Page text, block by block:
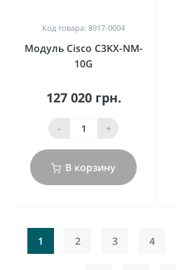
Код товара: 8917-0004
Модуль Cisco C3KX-NM-
10G
127 020 грн.
- +
В корзину
1 2 3 4